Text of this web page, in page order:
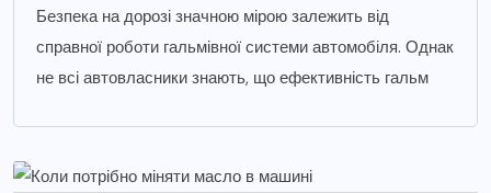
Безпека на дорозі значною мірою залежить від
справної роботи гальмівної системи автомобіля. Однак
не всі автовласники знають, що ефективність гальм